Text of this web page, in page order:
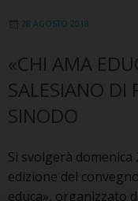
due
straordinari
per
catechisti
ed
educatori
di
PG
28 AGOSTO 2018
«CHI AMA
SALESIANO DI
SINODO
Si svolgerà
edizione del
educa», organizzato